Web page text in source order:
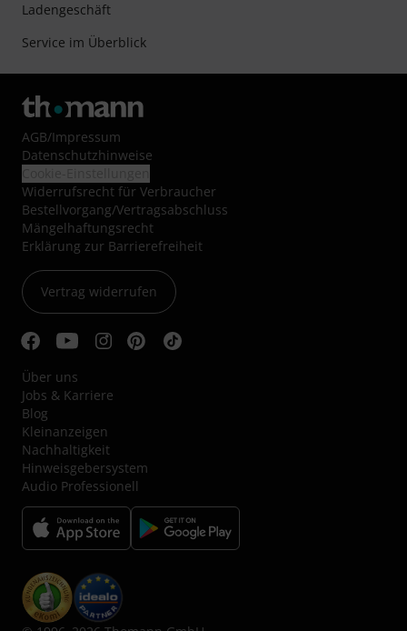
Ladengeschäft
Service im Überblick
AGB/Impressum
Datenschutzhinweise
Widerrufsrecht für Verbraucher
Bestellvorgang/Vertragsabschluss
Mängelhaftungsrecht
Erklärung zur Barrierefreiheit
Vertrag widerrufen
Über uns
Jobs & Karriere
Blog
Kleinanzeigen
Nachhaltigkeit
Hinweisgebersystem
Audio Professionell